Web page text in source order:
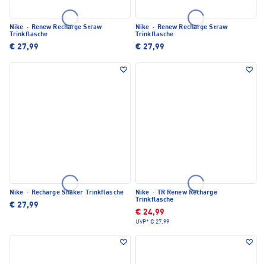
Nike · Renew Recharge Straw
Trinkflasche
€ 27,99
Nike · Renew Recharge Straw
Trinkflasche
€ 27,99
Nike · Recharge Shaker Trinkflasche
€ 27,99
Nike ·
TR Renew Recharge
Trinkflasche
€ 24,99
UVP* € 27,99